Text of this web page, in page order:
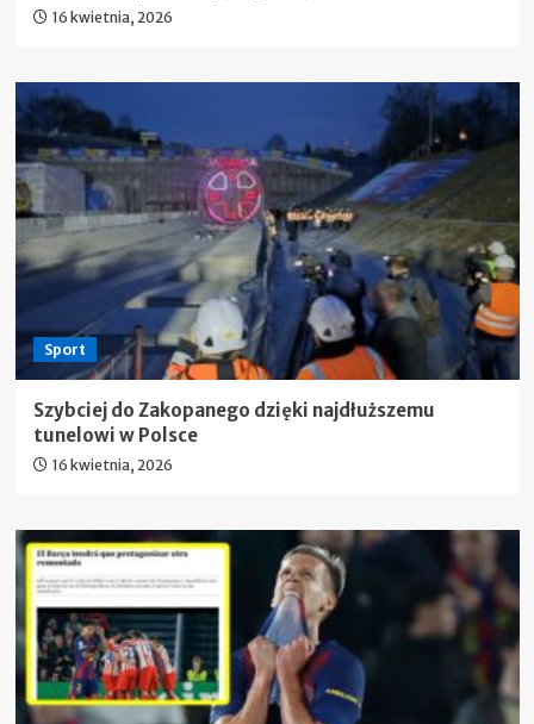
16 kwietnia, 2026
Sport
Szybciej do Zakopanego dzięki najdłuższemu
tunelowi w Polsce
16 kwietnia, 2026